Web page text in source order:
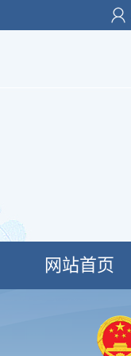
网站首页